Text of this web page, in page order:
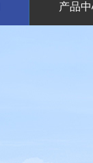
产品